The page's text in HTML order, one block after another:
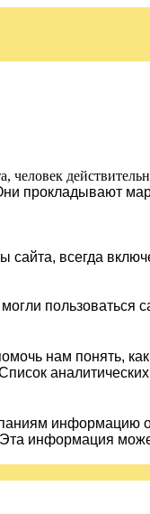
человек
прокладывают
сайта, всегда
пользоваться
нам понять,
информацию
Эта информация